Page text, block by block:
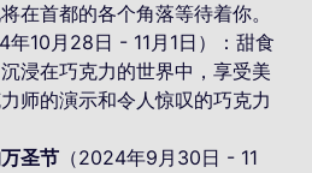
在首都的各个角落等待着你。
年10月28日 - 11月1日）：甜食
浸在巧克力的世界中，享受美
师的演示和令人惊叹的巧克力
圣节 （2024年9月30日 - 11